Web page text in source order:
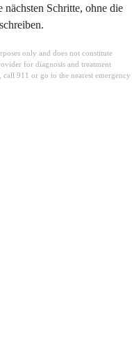
Schritte, ohne die
only and does not constitute
for diagnosis and treatment
911 or go to the nearest emergency